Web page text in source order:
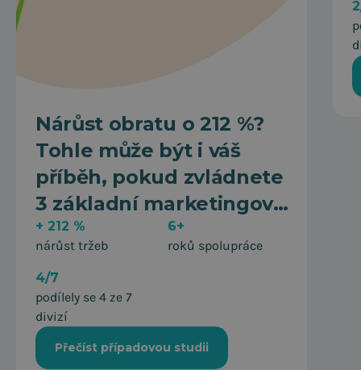
Nárůst obratu o 212 %?
Tohle může být i váš
příběh, pokud zvládnete
3 základní marketingová
pravidla.
+ 212 %
nárůst tržeb
6+
roků spolupráce
4/7
podílely se 4 ze 7
divizí
Přečíst případovou studii